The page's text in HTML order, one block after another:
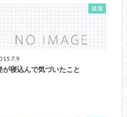
健康
が寝込んで気づいたこと